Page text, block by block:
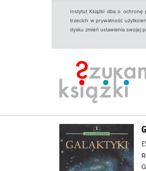
Instytut Książki dba o ochronę
trzecich w prywatność
dysku zmień ustawienia swojej